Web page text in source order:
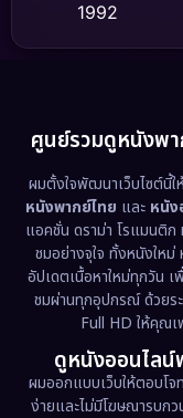
Detective สืบสวน
Disaster
Disney+
Documentary ส
Drama ดราม่า
Dystopian
Emotional
1992
1989
ศูนย์รวมดูหนังพ
ผมตั้งใจพัฒนาเว็บไซต์นี้
หนังพากย์ไทย และ หนัง
แอคชั่น ดราม่า โรแมนติ
ชมอย่างจุใจ ทั้งหนังให
อัปเดตเนื้อหาใหม่ทุกวัน
ชมผ่านทุกอุปกรณ์ ด้วยร
Full HD ให้คุณ
ดูหนังออนไลน์
ผมออกแบบเว็บให้ตอบโ
ง่ายและไม่มีโฆษณารบก